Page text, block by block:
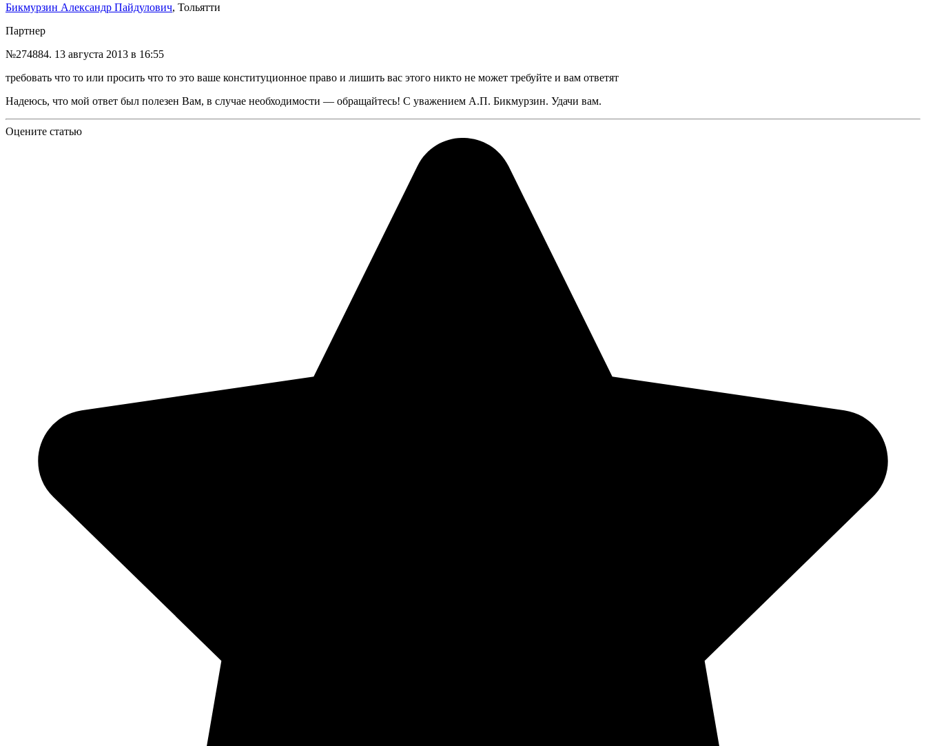
Бикмурзин Александр Пайдулович, Тольятти
Партнер
№274884. 13 августа 2013 в 16:55
требовать что то или просить что то это ваше конституционное право и лишить вас этого никто не может требуйте и вам ответят
Надеюсь, что мой ответ был полезен Вам, в случае необходимости — обращайтесь! С уважением А.П. Бикмурзин. Удачи вам.
Оцените статью